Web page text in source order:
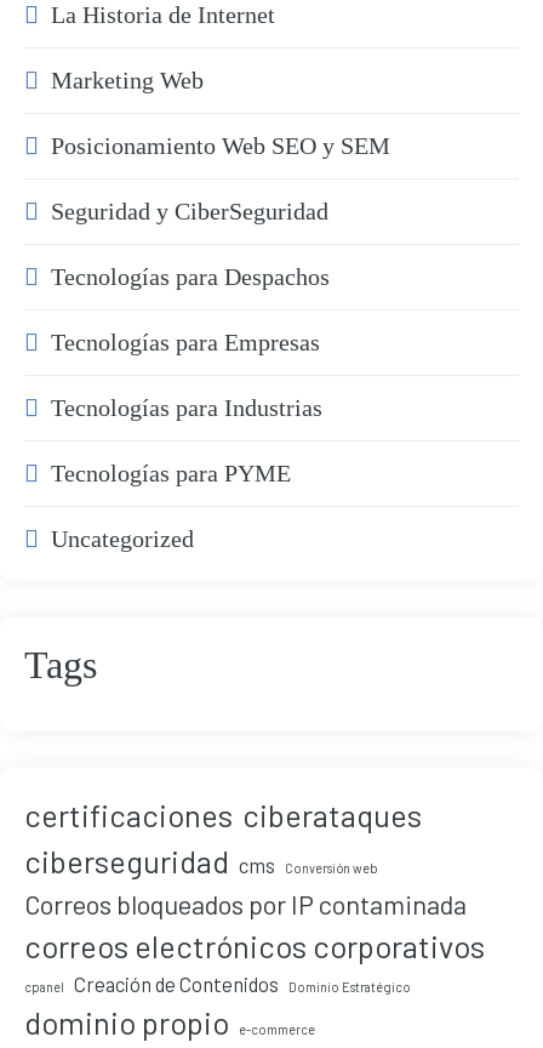
La Historia de Internet
Marketing Web
Posicionamiento Web SEO y SEM
Seguridad y CiberSeguridad
Tecnologías para Despachos
Tecnologías para Empresas
Tecnologías para Industrias
Tecnologías para PYME
Uncategorized
Tags
certificaciones ciberataques
ciberseguridad cms Conversión web
Correos bloqueados por IP contaminada
correos electrónicos corporativos
cpanel Creación de Contenidos Dominio Estratégico
dominio propio e-commerce